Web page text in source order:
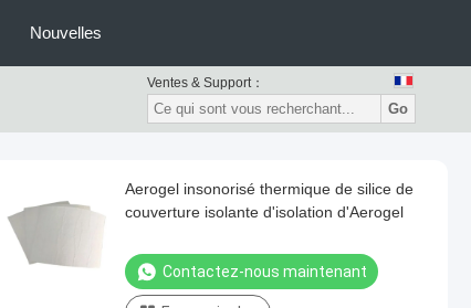
Nouvelles
Ventes & Support：
Go
Aerogel insonorisé thermique de silice de
couverture isolante d'isolation d'Aerogel
Contactez-nous maintenant